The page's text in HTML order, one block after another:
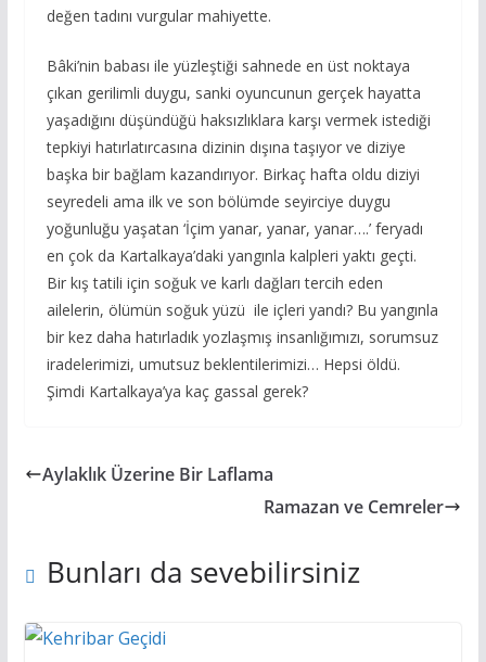
değen tadını vurgular mahiyette.
Bâki’nin babası ile yüzleştiği sahnede en üst noktaya
çıkan gerilimli duygu, sanki oyuncunun gerçek hayatta
yaşadığını düşündüğü haksızlıklara karşı vermek istediği
tepkiyi hatırlatırcasına dizinin dışına taşıyor ve diziye
başka bir bağlam kazandırıyor. Birkaç hafta oldu diziyi
seyredeli ama ilk ve son bölümde seyirciye duygu
yoğunluğu yaşatan ‘İçim yanar, yanar, yanar….’ feryadı
en çok da Kartalkaya’daki yangınla kalpleri yaktı geçti.
Bir kış tatili için soğuk ve karlı dağları tercih eden
ailelerin, ölümün soğuk yüzü ile içleri yandı? Bu yangınla
bir kez daha hatırladık yozlaşmış insanlığımızı, sorumsuz
iradelerimizi, umutsuz beklentilerimizi… Hepsi öldü.
Şimdi Kartalkaya’ya kaç gassal gerek?
Aylaklık Üzerine Bir Laflama
Ramazan ve Cemreler
Bunları da sevebilirsiniz